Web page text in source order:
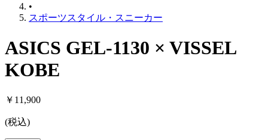
•
スポーツスタイル・スニーカー
ASICS GEL-1130 × VISSEL
KOBE
￥11,900
(税込)